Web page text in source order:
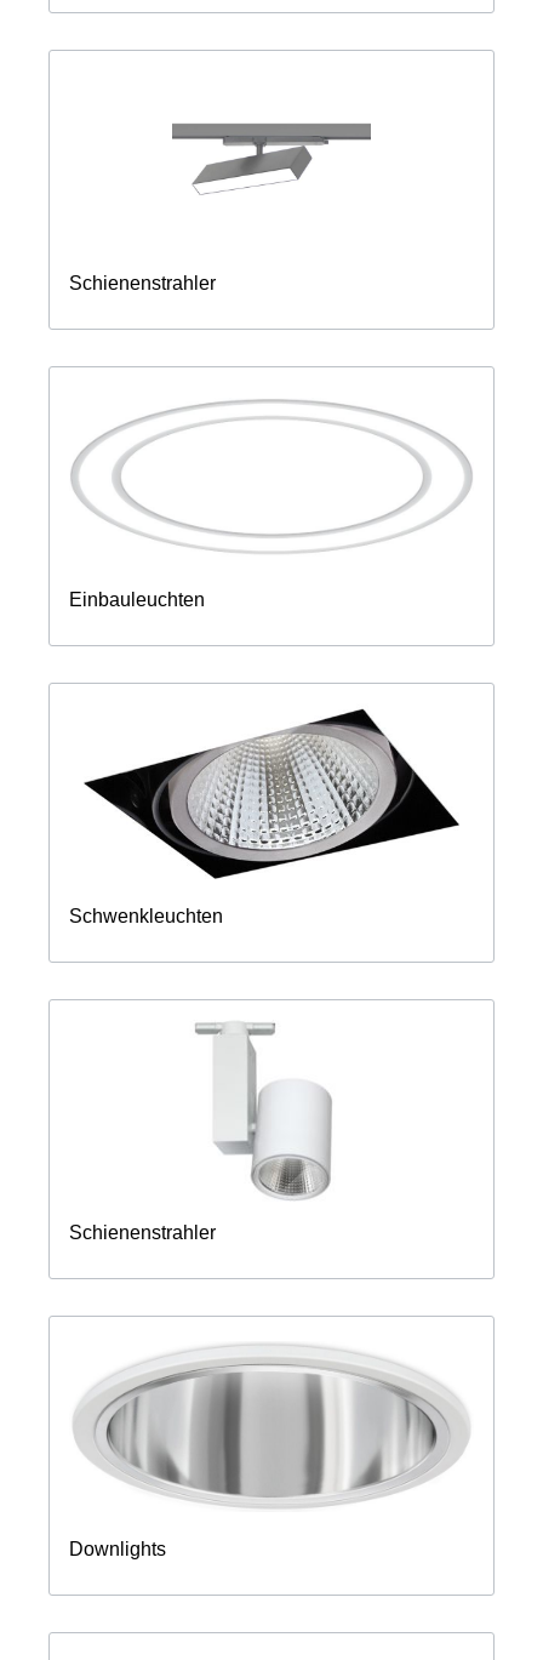
Schienenstrahler
Einbauleuchten
Schwenkleuchten
Schienenstrahler
Downlights